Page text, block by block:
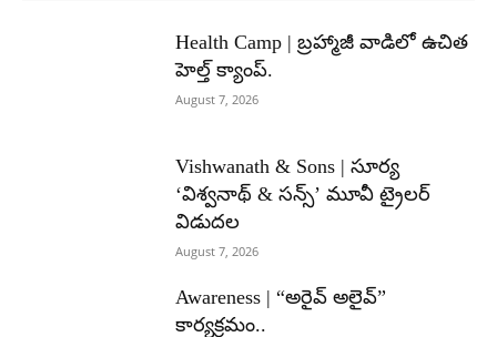
Health Camp | బ్రహ్మాజీ వాడిలో ఉచిత
హెల్త్ క్యాంప్.
August 7, 2026
Vishwanath & Sons | సూర్య
‘విశ్వనాథ్ & సన్స్’ మూవీ ట్రైలర్
విడుదల
August 7, 2026
Awareness | “అరైవ్ అలైవ్”
కార్యక్రమం..